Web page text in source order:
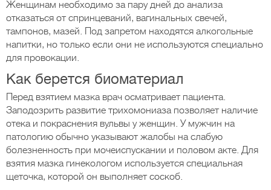
Женщинам необходимо за пару дней до анализа
отказаться от спринцеваний, вагинальных свечей,
тампонов, мазей. Под запретом находятся алкогольные
напитки, но только если они не используются специально
для провокации.
Как берется биоматериал
Перед взятием мазка врач осматривает пациента.
Заподозрить развитие трихомониаза позволяет наличие
отека и покраснения вульвы у женщин. У мужчин на
патологию обычно указывают жалобы на слабую
болезненность при мочеиспускании и половом акте. Для
взятия мазка гинекологом используется специальная
щеточка, которой он выполняет соскоб.